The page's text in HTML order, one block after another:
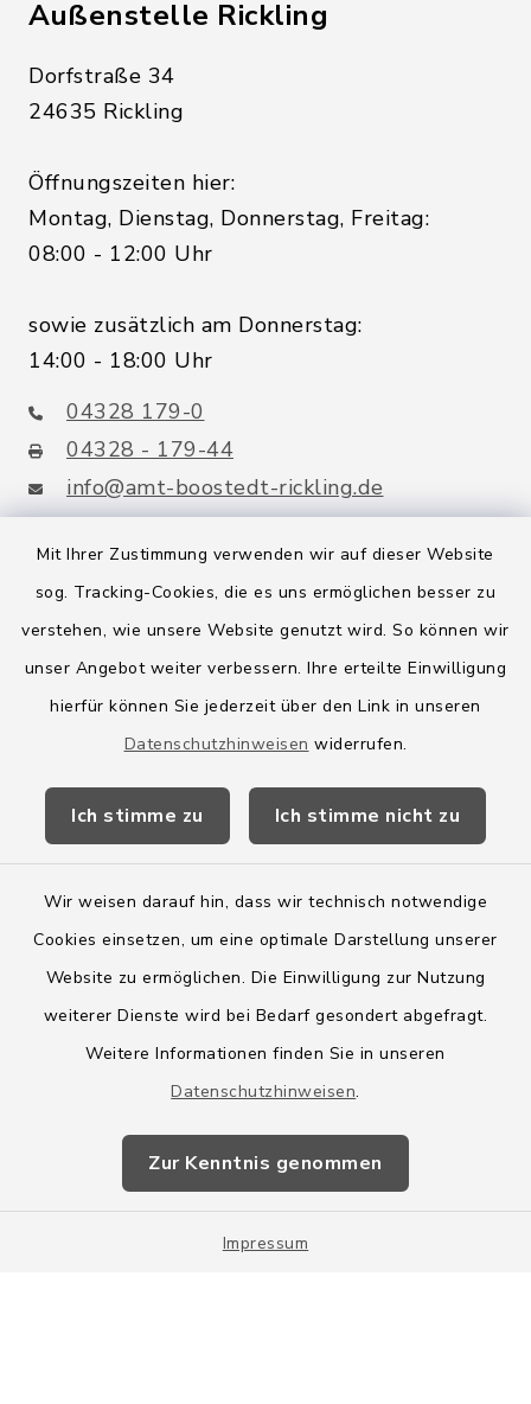
Mit Ihrer Zustimmung verwenden wir auf dieser Website
sog. Tracking-Cookies, die es uns ermöglichen besser zu
verstehen, wie unsere Website genutzt wird. So können wir
unser Angebot weiter verbessern. Ihre erteilte Einwilligung
hierfür können Sie jederzeit über den Link in unseren
Datenschutzhinweisen widerrufen.
Ich stimme zu Ich stimme nicht zu
Wir weisen darauf hin, dass wir technisch notwendige
Cookies einsetzen, um eine optimale Darstellung unserer
Website zu ermöglichen. Die Einwilligung zur Nutzung
weiterer Dienste wird bei Bedarf gesondert abgefragt.
Weitere Informationen finden Sie in unseren
Datenschutzhinweisen.
Zur Kenntnis genommen
Impressum
Außenstelle Rickling
Dorfstraße 34
24635 Rickling
Öffnungszeiten hier:
Montag, Dienstag, Donnerstag, Freitag:
08:00 - 12:00 Uhr
sowie zusätzlich am Donnerstag:
14:00 - 18:00 Uhr
04328 179-0
04328 - 179-44
info@amt-boostedt-rickling.de
Quicklinks
Amt Boostedt-Rickling
Amtsbroschüre
Wege-Zweckverband
Barrierefreiheit
Impressum
Sitemap